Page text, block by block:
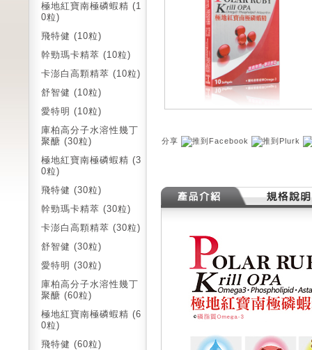
極地紅寶南極磷蝦精 (1
0粒)
飛特健 (10粒)
幹勁瑪卡精萃 (10粒)
卡澎白高顆精萃 (10粒)
舒智健 (10粒)
愛特明 (10粒)
庫柏高分子水溶性幾丁
聚醣 (30粒)
極地紅寶南極磷蝦精 (3
0粒)
飛特健 (30粒)
幹勁瑪卡精萃 (30粒)
卡澎白高顆精萃 (30粒)
舒智健 (30粒)
愛特明 (30粒)
庫柏高分子水溶性幾丁
聚醣 (60粒)
極地紅寶南極磷蝦精 (6
0粒)
飛特健 (60粒)
分享